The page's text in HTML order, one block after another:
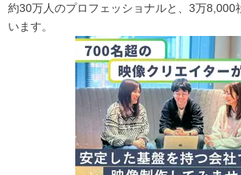
約30万人のプロフェッショナルと、3万8,000
います。